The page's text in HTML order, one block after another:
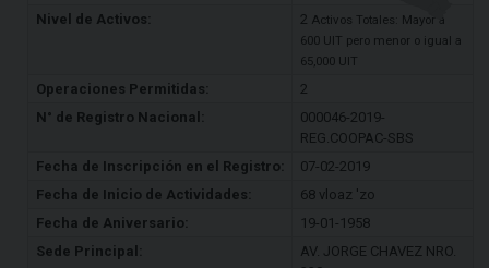
Nivel de Activos:
2 Activos Totales: Mayor a
600 UIT pero menor o igual a
65,000 UIT
Operaciones Permitidas:
2
N° de Registro Nacional:
000046-2019-
REG.COOPAC-SBS
Fecha de Inscripción en el Registro:
07-02-2019
Fecha de Inicio de Actividades:
68 vloaz 'zo
Fecha de Aniversario:
19-01-1958
Sede Principal:
AV. JORGE CHAVEZ NRO.